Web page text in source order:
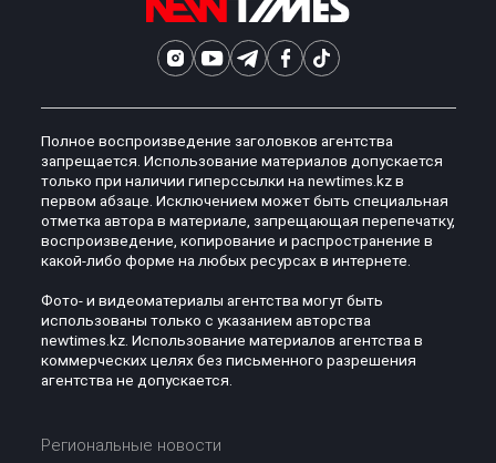
Полное воспроизведение заголовков агентства
запрещается. Использование материалов допускается
только при наличии гиперссылки на newtimes.kz в
первом абзаце. Исключением может быть специальная
отметка автора в материале, запрещающая перепечатку,
воспроизведение, копирование и распространение в
какой-либо форме на любых ресурсах в интернете.
Фото- и видеоматериалы агентства могут быть
использованы только с указанием авторства
newtimes.kz. Использование материалов агентства в
коммерческих целях без письменного разрешения
агентства не допускается.
Региональные новости